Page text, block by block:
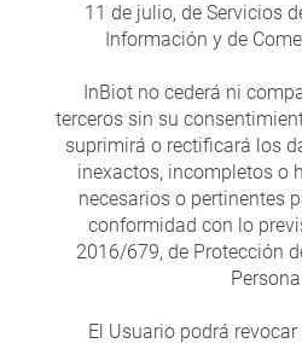
11 de julio, de Servicios
Información y de
InBiot no cederá ni
terceros sin su
suprimirá o rectificará los
inexactos, incompletos o
necesarios o pertinentes
conformidad con lo
2016/679, de Protección
El Usuario podrá